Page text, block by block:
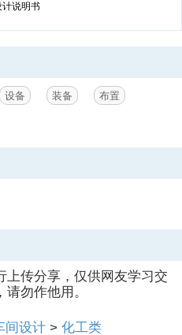
计说明书
设备 装备 布置
上传分享，仅供网友学习交
勿作他用。
间设计 > 化工类